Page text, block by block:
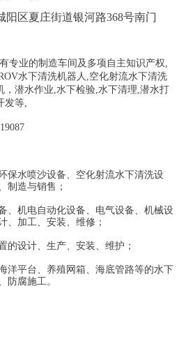
区夏庄街道银河路368号南门
专业的制造车间及多项自主知识产权,
水下清洗机器人,空化射流水下清洗
， 潜水作业,水下检验,水下清理,潜水打
发等,
保水喷沙设备、空化射流水下清洗设
制造与销售；
、机电自动化设备、电气设备、机械设
、加工、安装、维修；
的设计、生产、安装、维护；
洋平台、养殖网箱、海底管路等的水下
防腐施工。